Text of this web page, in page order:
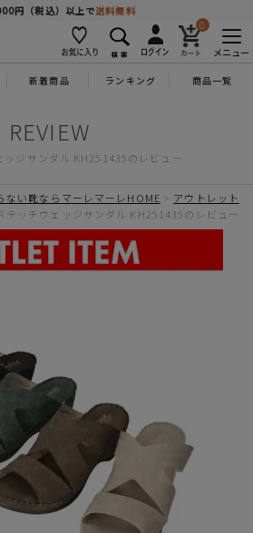
円（税込）以上で送料無料
0
メニュー
新着商品 ランキング 商品一覧
ッジサンダル KH251435のレビュー
ない靴ならマーレマーレHOME
アウトレット
テッチウェッジサンダル KH251435のレビュー
商品を探す